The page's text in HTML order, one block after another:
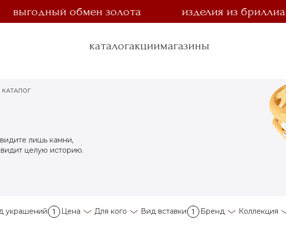
выгодный обмен золота изделия из
каталогакциимагазины
КАТАЛОГ
лишь камни,
целую историю.
украшений 1 Цена Для кого Вид вставки 1 Бренд Коллекция